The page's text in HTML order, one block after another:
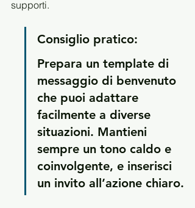
supporti.
Consiglio pratico:
Prepara un template di
messaggio di benvenuto
che puoi adattare
facilmente a diverse
situazioni. Mantieni
sempre un tono caldo e
coinvolgente, e inserisci
un invito all’azione chiaro.